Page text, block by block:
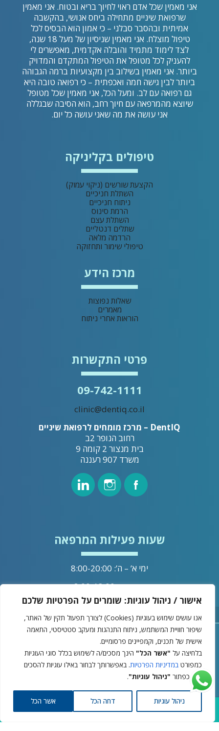
אישור / ניהול עוגיות: שומרים על הפרטיות שלכם
אנו עושים שימוש בעוגיות (Cookies) לצורך תפעול תקין של האתר,
שיפור חוויית המשתמש, ניתוח התנהגות ומעקב סטטיסטי, התאמה
אישית של תכנים, וקמפיינים פרסומיים.
בלחיצה על "אשר הכל" הינך מסכים/ה לשימוש בכלל סוגי העוגיות
כמפורט במדיניות הפרטיות. באפשרותך לבחור באילו עוגיות להסכים
דרך כפתור "ניהול עוגיות".
ניהול עוגיות דחה הכל אשר הכל
אני מאמין שכל אדם ראוי לחיוך בריא ובטוח. אני מאמין
שרפואת שיניים מתחילה ביחס אנושי, בהקשבה
אמיתית ובהסבר סבלני – כי אמון הוא הבסיס לכל
טיפול מוצלח. אני מאמין שניסיון של מעל 18 שנה,
לצד לימוד מתמיד והובלה אקדמית, מאפשרים לי
להעניק לכל מטופל את הטיפול המתקדם והמדויק
ביותר. אני מאמין בשילוב בין מקצועיות ברמה הגבוהה
ביותר לבין גישה חמה ואכפתית – כי רפואה טובה היא
גם רפואה עם לב. ומעל הכל, אני מאמין שכל מטופל
שיוצא מהמרפאה עם חיוך רחב, הוא הסיבה שבגללה
אני עושה את מה שאני עושה כל יום.
טיפולים בקליניקה
הקצעת שורשים (ניקוי עמוק)
השתלת חניכיים
ניתוח חניכיים
הרמת סינוס
השתלת עצם
שתלים דנטליים
הרדמה מלאה
טיפולי שימור ותחזוקה
מרכז הידע
שאלות נפוצות
מאמרים
הוראות אחרי ניתוח
פרטי התקשרות
09-742-1111
clinic@dentiq.co.il
DentIQ – מרכז מומחים לרפואת שיניים
רחוב הנופר 2ב
בית מנצור 2 קומה 9
משרד 907 רעננה
שעות פעילות המרפאה
ימי א’ – ה’: 8:00-20:00
ימי שישי: 8:00-13:00
מדיניות הפרטיות
ד"ר וינברג © 2025
עיצוב ובניית אתרים -